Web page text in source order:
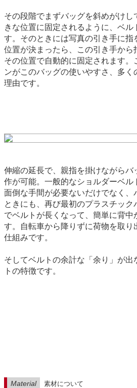
その段階でまずバッグを斜めがけ
きな位置に固定されるように、ベル
す。そのときには写真の引き手に指
位置が決まったら、この引き手から
その位置で自動的に固定されます。
ンがこのバッグの使いやすさ、多く
理由です。
伸縮の延長で、親指を掛けながらバ
作が可能。一般的なショルダーベル
面倒な手間が必要ないだけでなく、
ときにも、再び最初のプラスチック
でベルトが長くなって、簡単に背中
す。自転車から降りずに荷物を取り
仕組みです。
そしてベルトの余計な「余り」が
トの特徴です。
Material 素材について